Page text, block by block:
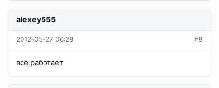
alexey555
2012-05-27 06:28 #8
всё работает